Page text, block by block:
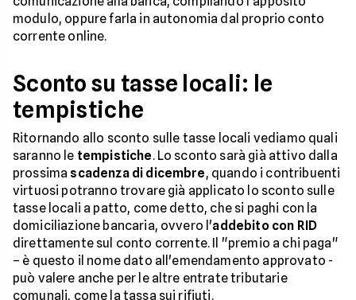
modulo, oppure farla in autonomia dal proprio conto
corrente online.
Sconto su tasse locali: le
tempistiche
Ritornando allo sconto sulle tasse locali vediamo quali
saranno le tempistiche. Lo sconto sarà già attivo dalla
prossima scadenza di dicembre, quando i contribuenti
virtuosi potranno trovare già applicato lo sconto sulle
tasse locali a patto, come detto, che si paghi con la
domiciliazione bancaria, ovvero l'addebito con RID
direttamente sul conto corrente. Il "premio a chi paga"
– è questo il nome dato all'emendamento approvato -
può valere anche per le altre entrate tributarie
comunali, come la tassa sui rifiuti.